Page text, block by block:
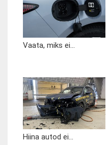
Vaata, miks ei...
Hiina autod ei...